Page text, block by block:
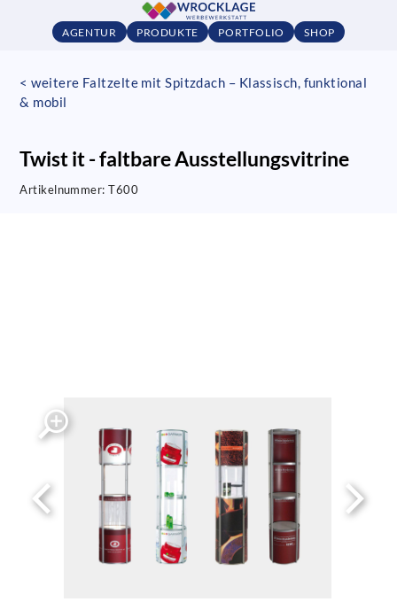
AGENTUR PRODUKTE PORTFOLIO SHOP
< weitere Faltzelte mit Spitzdach – Klassisch, funktional
& mobil
Twist it - faltbare Ausstellungsvitrine
Artikelnummer:T600